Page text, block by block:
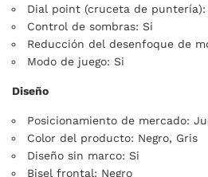
Dial point (cruceta de puntería):
Control de sombras: Si
Reducción del desenfoque de
Modo de juego: Si
Diseño
Posicionamiento de mercado:
Color del producto: Negro, Gris
Diseño sin marco: Si
Bisel frontal: Negro